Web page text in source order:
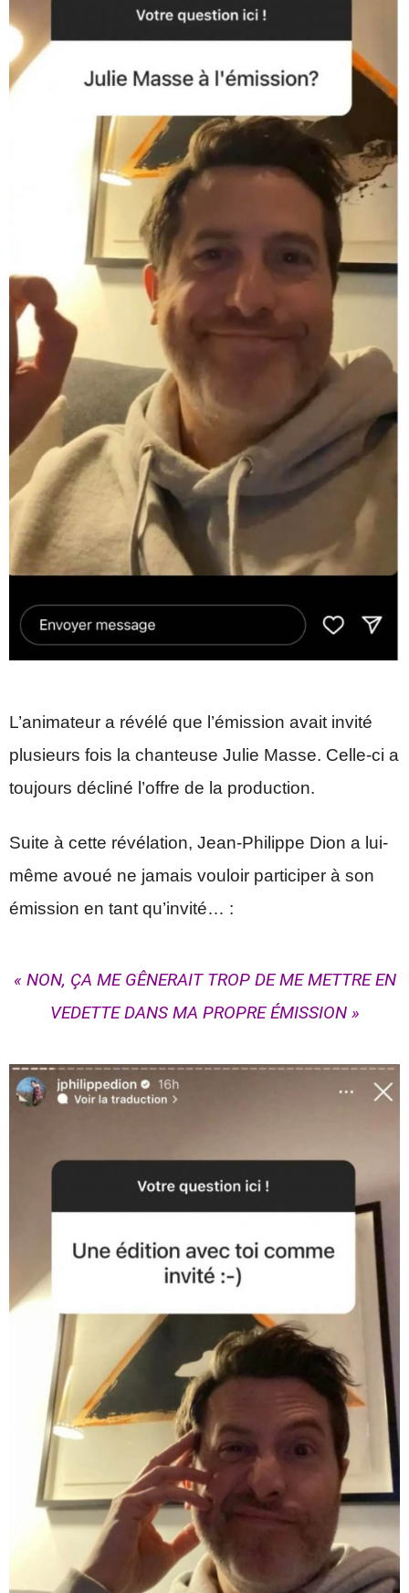
L’animateur a révélé que l’émission avait invité
plusieurs fois la chanteuse Julie Masse. Celle-ci a
toujours décliné l’offre de la production.
Suite à cette révélation, Jean-Philippe Dion a lui-
même avoué ne jamais vouloir participer à son
émission en tant qu’invité… :
« NON, ÇA ME GÊNERAIT TROP DE ME METTRE EN
VEDETTE DANS MA PROPRE ÉMISSION »